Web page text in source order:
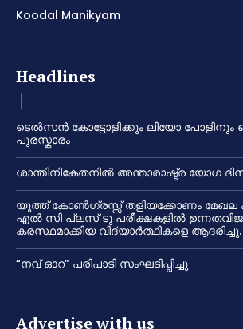
Koodal Manikyam
Headlines
ടെൽസൻ കോട്ടോളിക്കും ലിയോ
പുരസ്കാരം
ശാന്തിനികേതനിൽ അന്താരാഷ്ട്ര യോഗ
യൂത്ത് കോൺഗ്രസ്സ് തളിയക്കോണം മേഖല
എൽ സി പ്ലസ് ടു പരീക്ഷകളിൽ
കരസ്ഥമാക്കിയ വിദ്യാർത്ഥികളെ ആദരിച്ചു.
“നവ് ഓറ” പരിപാടി സംഘടിപ്പിച്ചു
Advertise with us